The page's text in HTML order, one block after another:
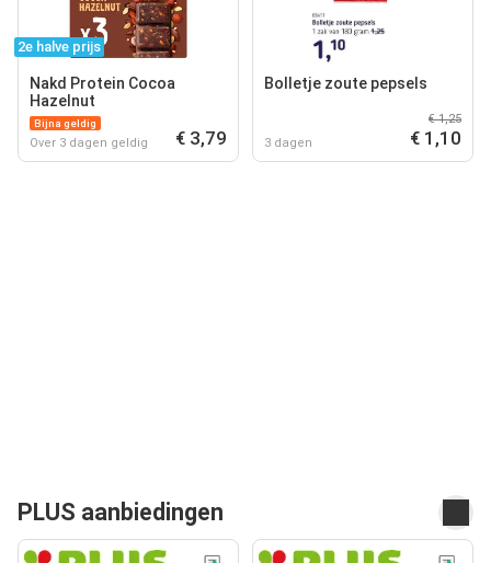
2e halve prijs
Nakd Protein Cocoa
Hazelnut
Bijna geldig
Over 3 dagen geldig € 3,79
Bolletje zoute pepsels
3 dagen
€ 1,25
€ 1,10
PLUS aanbiedingen